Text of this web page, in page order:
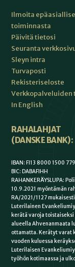
Ilmoita
toiminnasta
Päivitä tietosi
Seuranta
Sleyn intra
Turvaposti
Rekisteriseloste
Verkkopalveluiden
In English
RAHALAHJAT
(DANSKE BANK):
IBAN: FI13 8000 1500
BIC: DABAFIHH
RAHANKERÄYSLUPA:
10.9.2021 myöntämän
RA/2021/1127 mukaisesti
Luterilainen
kerätä varoja toistaiseksi
alueella Ahvenanmaata
ottamatta. Kerätyt varat
vuoden kuluessa
Luterilaisen
työhön kotimaassa ja